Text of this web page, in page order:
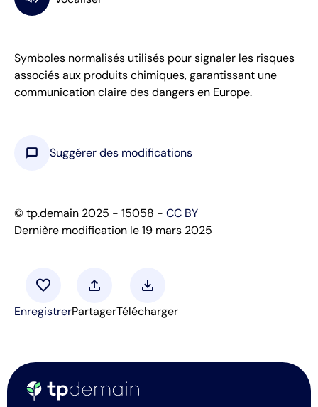
Symboles normalisés utilisés pour signaler les risques
associés aux produits chimiques, garantissant une
communication claire des dangers en Europe.
chat_bubble Suggérer des modifications
© tp.demain 2025 - 15058 - CC BY
Dernière modification le 19 mars 2025
favorite
Enregistrer
upload
Partager
download
Télécharger